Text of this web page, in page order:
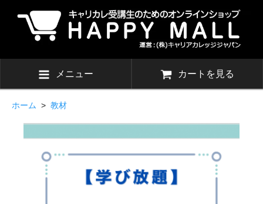
メニュー カートを見る
ホーム > 教材